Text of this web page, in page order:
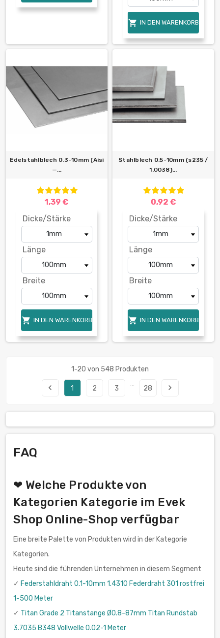
 IN DEN WARENKORB
Edelstahlblech 0.3-10mm (Aisi
—...
1,39 €
Dicke/Stärke
Länge
Breite
 IN DEN WARENKORB
Stahlblech 0.5-10mm (s235 /
1.0038)...
0,92 €
Dicke/Stärke
Länge
Breite
 IN DEN WARENKORB
1-20 von 548 Produkten
navigate_before 1 2 3
…
28 navigate_next
FAQ
❤ Welche Produkte von
Kategorien Kategorie im Evek
Shop Online-Shop verfügbar
Eine breite Palette von Produkten wird in der Kategorie
Kategorien.
Heute sind die führenden Unternehmen in diesem Segment
✓ Federstahldraht 0.1-10mm 1.4310 Federdraht 301 rostfrei
1-500 Meter
✓ Titan Grade 2 Titanstange Ø0.8-87mm Titan Rundstab
3.7035 B348 Vollwelle 0.02-1 Meter